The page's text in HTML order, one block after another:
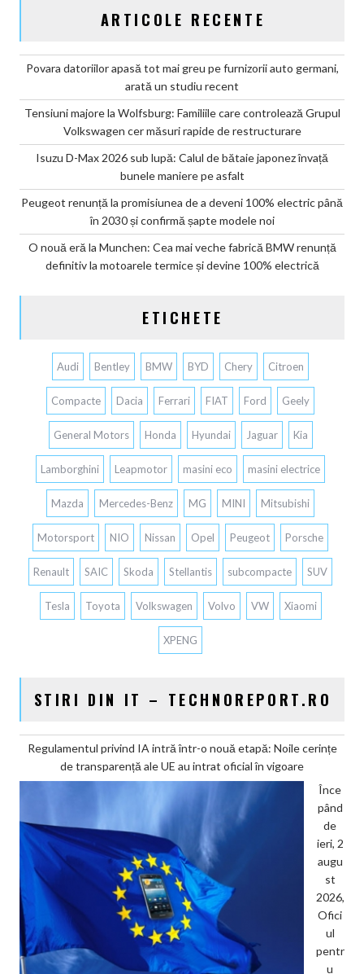
ARTICOLE RECENTE
Povara datoriilor apasă tot mai greu pe furnizorii auto germani,
arată un studiu recent
Tensiuni majore la Wolfsburg: Familiile care controlează Grupul
Volkswagen cer măsuri rapide de restructurare
Isuzu D-Max 2026 sub lupă: Calul de bătaie japonez învață
bunele maniere pe asfalt
Peugeot renunță la promisiunea de a deveni 100% electric până
în 2030 și confirmă șapte modele noi
O nouă eră la Munchen: Cea mai veche fabrică BMW renunță
definitiv la motoarele termice și devine 100% electrică
ETICHETE
Audi Bentley BMW BYD Chery Citroen
Compacte Dacia Ferrari FIAT Ford Geely
General Motors Honda Hyundai Jaguar Kia
Lamborghini Leapmotor masini eco masini electrice
Mazda Mercedes-Benz MG MINI Mitsubishi
Motorsport NIO Nissan Opel Peugeot Porsche
Renault SAIC Skoda Stellantis subcompacte SUV
Tesla Toyota Volkswagen Volvo VW Xiaomi
XPENG
STIRI DIN IT – TECHNOREPORT.RO
Regulamentul privind IA intră într-o nouă etapă: Noile cerințe
de transparență ale UE au intrat oficial în vigoare
Înce
pând
de
ieri, 2
augu
st
2026,
Ofici
ul
pentr
u